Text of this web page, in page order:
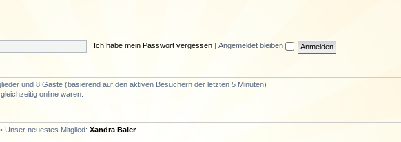
Ich habe mein Passwort vergessen Angemeldet bleiben
und 8 Gäste (basierend auf den aktiven Besuchern der letzten 5 Minuten)
online waren.
• Unser neuestes Mitglied: Xandra Baier